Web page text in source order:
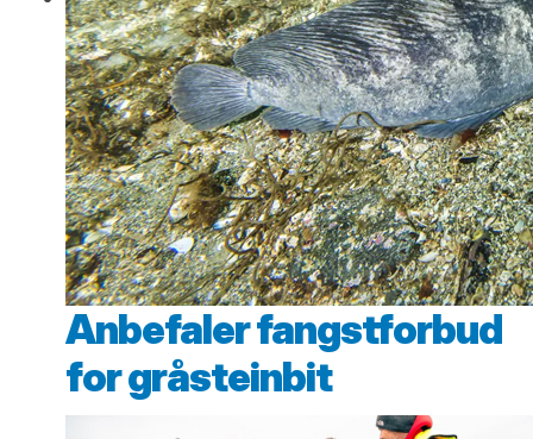
Anbefaler fangstforbud
for gråsteinbit